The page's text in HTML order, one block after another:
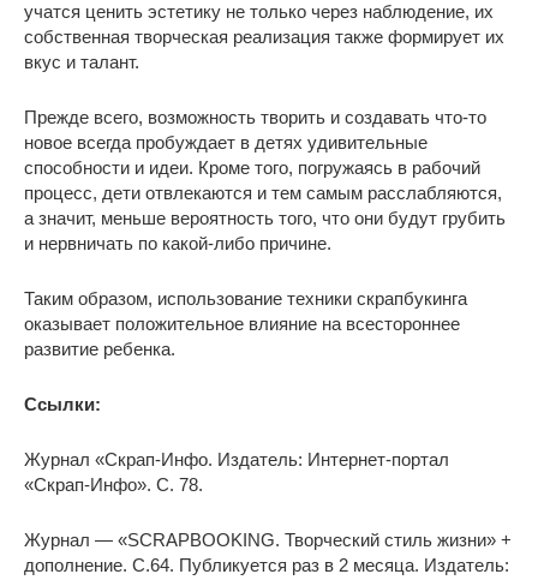
учатся ценить эстетику не только через наблюдение, их
собственная творческая реализация также формирует их
вкус и талант.
Прежде всего, возможность творить и создавать что-то
новое всегда пробуждает в детях удивительные
способности и идеи. Кроме того, погружаясь в рабочий
процесс, дети отвлекаются и тем самым расслабляются,
а значит, меньше вероятность того, что они будут грубить
и нервничать по какой-либо причине.
Таким образом, использование техники скрапбукинга
оказывает положительное влияние на всестороннее
развитие ребенка.
Ссылки:
Журнал «Скрап-Инфо. Издатель: Интернет-портал
«Скрап-Инфо». С. 78.
Журнал — «SCRAPBOOKING. Творческий стиль жизни» +
дополнение. С.64. Публикуется раз в 2 месяца. Издатель: